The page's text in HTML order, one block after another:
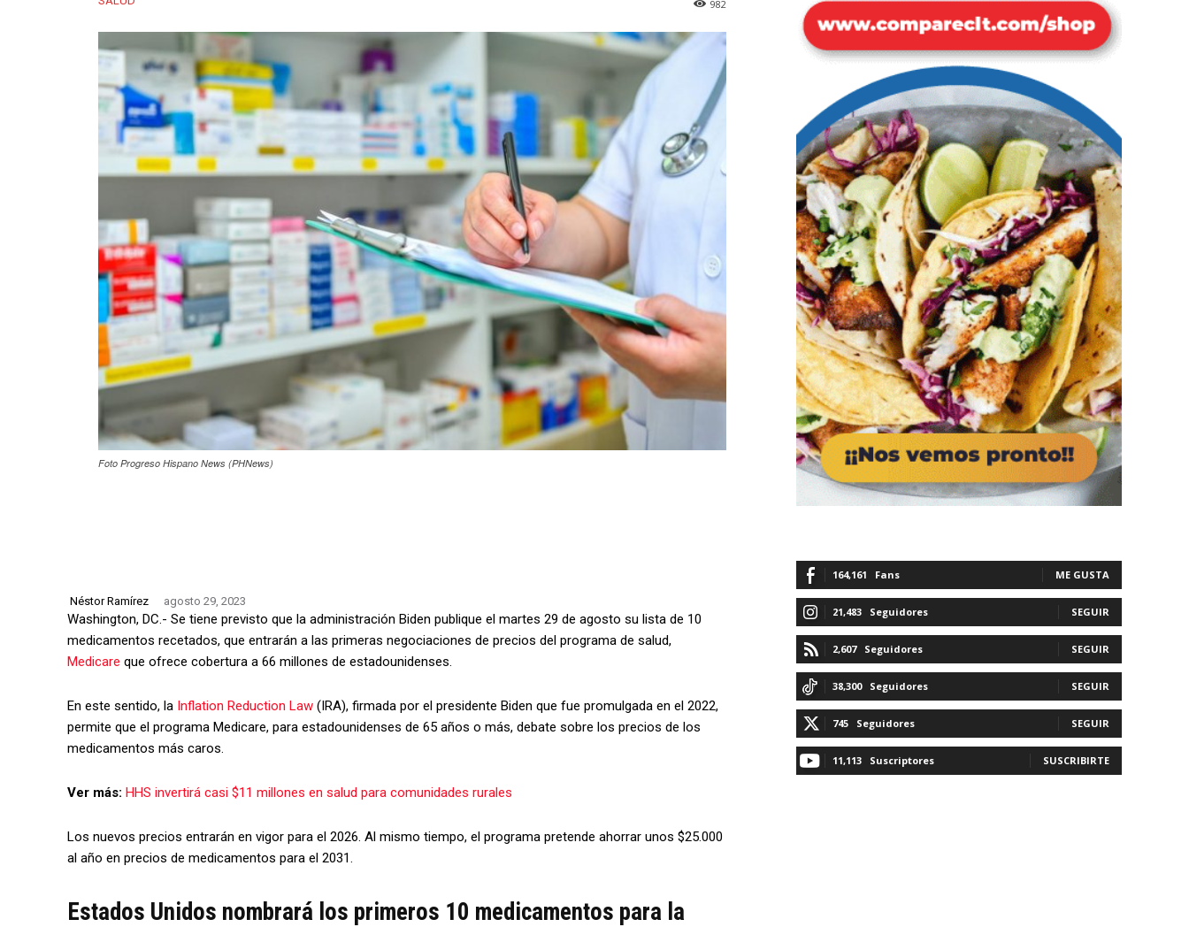
982
Foto Progreso Hispano News (PHNews)
Néstor Ramírez agosto 29, 2023
Washington, DC.- Se tiene previsto que la administración Biden publique el martes 29 de agosto su lista de 10
medicamentos recetados, que entrarán a las primeras negociaciones de precios del programa de salud,
Medicare que ofrece cobertura a 66 millones de estadounidenses.
En este sentido, la Inflation Reduction Law (IRA), firmada por el presidente Biden que fue promulgada en el 2022,
permite que el programa Medicare, para estadounidenses de 65 años o más, debate sobre los precios de los
medicamentos más caros.
Ver más: HHS invertirá casi $11 millones en salud para comunidades rurales
Los nuevos precios entrarán en vigor para el 2026. Al mismo tiempo, el programa pretende ahorrar unos $25.000
al año en precios de medicamentos para el 2031.
Estados Unidos nombrará los primeros 10 medicamentos para la
164,161 Fans ME GUSTA
21,483 Seguidores SEGUIR
2,607 Seguidores SEGUIR
38,300 Seguidores SEGUIR
745 Seguidores SEGUIR
11,113 Suscriptores SUSCRIBIRTE